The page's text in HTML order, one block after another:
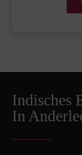
Indisches
In